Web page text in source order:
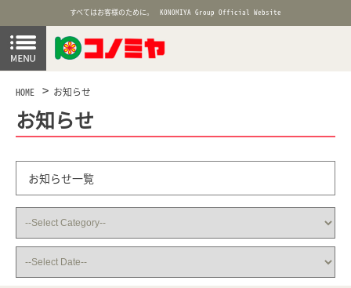
すべてはお客様のために。 KONOMIYA Group Official Website
HOME お知らせ
お知らせ
お知らせ一覧